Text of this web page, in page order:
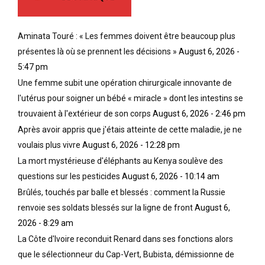
Aminata Touré : « Les femmes doivent être beaucoup plus
présentes là où se prennent les décisions » August 6, 2026 -
5:47 pm
Une femme subit une opération chirurgicale innovante de
l'utérus pour soigner un bébé « miracle » dont les intestins se
trouvaient à l'extérieur de son corps August 6, 2026 - 2:46 pm
Après avoir appris que j'étais atteinte de cette maladie, je ne
voulais plus vivre August 6, 2026 - 12:28 pm
La mort mystérieuse d'éléphants au Kenya soulève des
questions sur les pesticides August 6, 2026 - 10:14 am
Brûlés, touchés par balle et blessés : comment la Russie
renvoie ses soldats blessés sur la ligne de frontAugust 6,
2026 - 8:29 am
La Côte d'Ivoire reconduit Renard dans ses fonctions alors
que le sélectionneur du Cap-Vert, Bubista, démissionne de